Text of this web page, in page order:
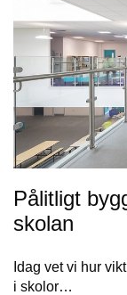
Pålitligt
skolan
Idag vet vi hur
i skolor…